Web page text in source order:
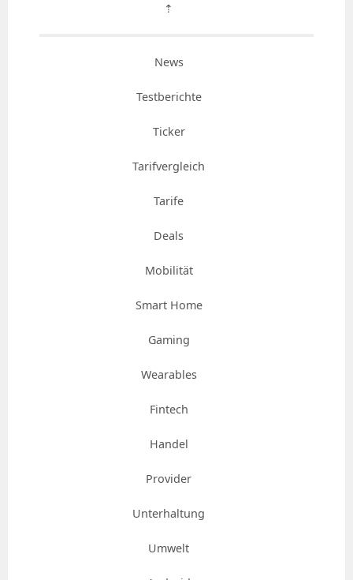
⇡
News
Testberichte
Ticker
Tarifvergleich
Tarife
Deals
Mobilität
Smart Home
Gaming
Wearables
Fintech
Handel
Provider
Unterhaltung
Umwelt